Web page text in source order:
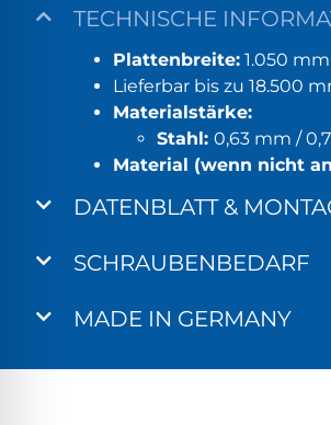
TECHNISCHE
Plattenbreite: 1.050 mm
Lieferbar bis zu 18.500
Materialstärke:
Stahl: 0,63 mm /
Material (wenn nicht
DATENBLATT &
SCHRAUBENBEDARF
MADE IN GERMANY